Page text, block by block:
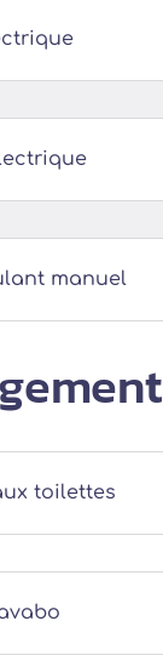
manuel
toilettes